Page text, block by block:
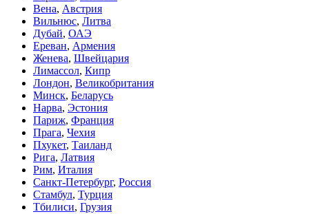
Вена, Австрия
Вильнюс, Литва
Дубай, ОАЭ
Ереван, Армения
Женева, Швейцария
Лимассол, Кипр
Лондон, Великобритания
Минск, Беларусь
Нарва, Эстония
Париж, Франция
Прага, Чехия
Пхукет, Таиланд
Рига, Латвия
Рим, Италия
Санкт-Петербург, Россия
Стамбул, Турция
Тбилиси, Грузия